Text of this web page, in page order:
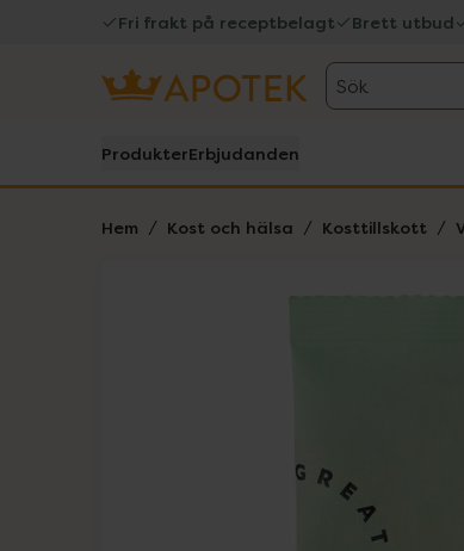
Fri frakt på receptbelagt Brett utbud
Sök
ProdukterErbjudanden
Hem Kost och hälsa Kosttillskott